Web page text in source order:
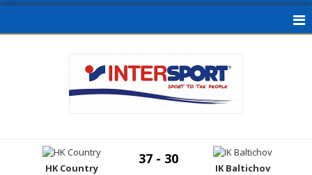
TRUPPENHK Country
37 - 30
IK Baltichov